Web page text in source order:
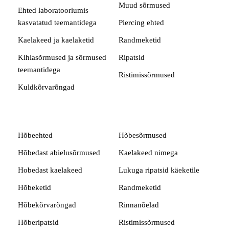
Ehted laboratooriumis
kasvatatud teemantidega
Kaelakeed ja kaelaketid
Kihlasõrmused ja sõrmused
teemantidega
Kuldkõrvarõngad
Muud sõrmused
Piercing ehted
Randmeketid
Ripatsid
Ristimissõrmused
Hõbeehted
Hõbedast abielusõrmused
Hobedast kaelakeed
Hõbeketid
Hõbekõrvarõngad
Hõberipatsid
Hõbesõrmused
Kaelakeed nimega
Lukuga ripatsid käeketile
Randmeketid
Rinnanõelad
Ristimissõrmused